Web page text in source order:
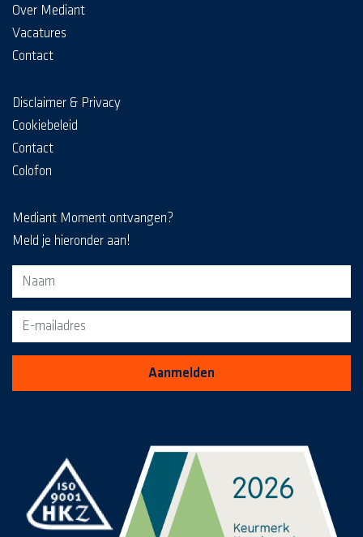
Over Mediant
Vacatures
Contact
Disclaimer & Privacy
Cookiebeleid
Contact
Colofon
Mediant Moment ontvangen?
Meld je hieronder aan!
Aanmeldformulier voor de MediaKrant
Aanmelden